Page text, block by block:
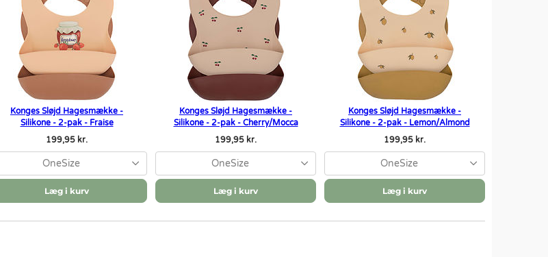
Konges Sløjd Hagesmække -
Silikone - 2-pak - Fraise
199,95 kr.
OneSize
Læg i kurv
Konges Sløjd Hagesmække -
Silikone - 2-pak - Cherry/Mocca
199,95 kr.
OneSize
Læg i kurv
Konges Sløjd Hagesmække -
Silikone - 2-pak - Lemon/Almond
199,95 kr.
OneSize
Læg i kurv